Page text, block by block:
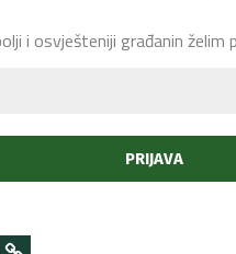
i osvješteniji građanin